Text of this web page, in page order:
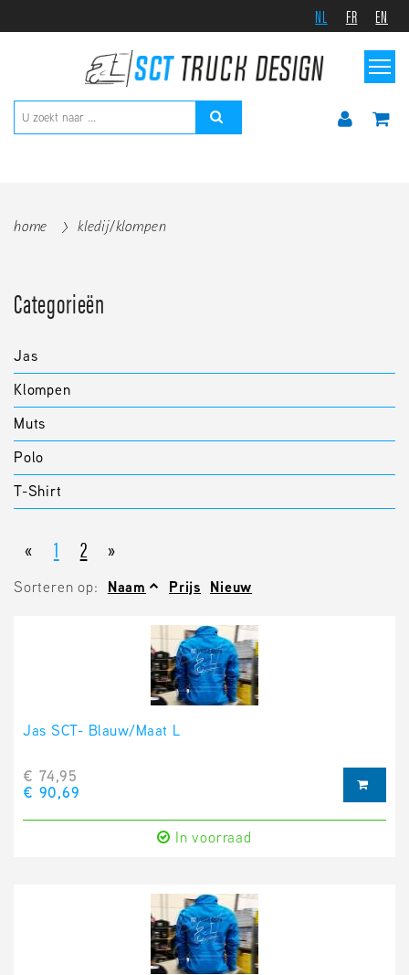
NL FR EN
home kledij/klompen
Categorieën
Jas
Klompen
Muts
Polo
T-Shirt
« 1 2 »
Sorteren op: Naam Prijs Nieuw
Jas SCT- Blauw/Maat L
€ 74,95
€ 90,69
In voorraad